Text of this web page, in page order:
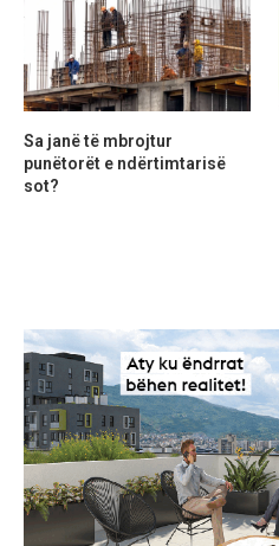
Sa janë të mbrojtur
punëtorët e ndërtimtarisë
sot?